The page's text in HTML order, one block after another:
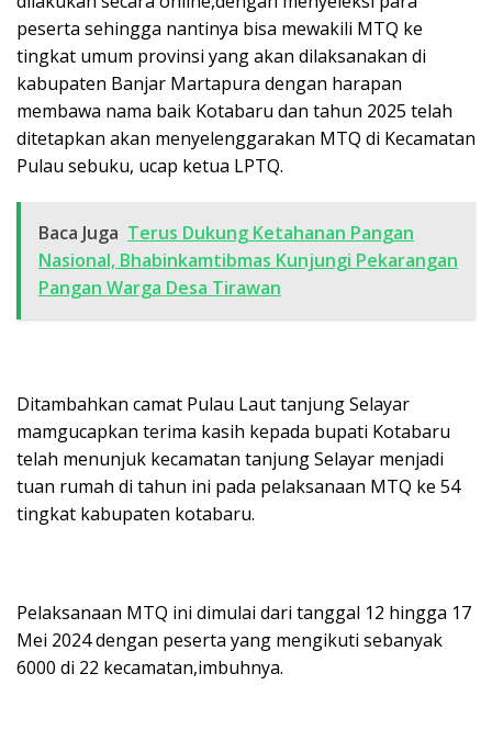
peserta sehingga nantinya bisa mewakili MTQ ke
tingkat umum provinsi yang akan dilaksanakan di
kabupaten Banjar Martapura dengan harapan
membawa nama baik Kotabaru dan tahun 2025 telah
ditetapkan akan menyelenggarakan MTQ di Kecamatan
Pulau sebuku, ucap ketua LPTQ.
Baca Juga Terus Dukung Ketahanan Pangan
Nasional, Bhabinkamtibmas Kunjungi Pekarangan
Pangan Warga Desa Tirawan
Ditambahkan camat Pulau Laut tanjung Selayar
mamgucapkan terima kasih kepada bupati Kotabaru
telah menunjuk kecamatan tanjung Selayar menjadi
tuan rumah di tahun ini pada pelaksanaan MTQ ke 54
tingkat kabupaten kotabaru.
Pelaksanaan MTQ ini dimulai dari tanggal 12 hingga 17
Mei 2024 dengan peserta yang mengikuti sebanyak
6000 di 22 kecamatan,imbuhnya.